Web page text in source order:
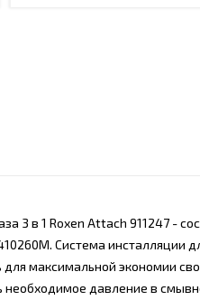
3 в 1 Roxen Attach 911247 -
Система инсталляции
максимальной экономии
необходимое давление в